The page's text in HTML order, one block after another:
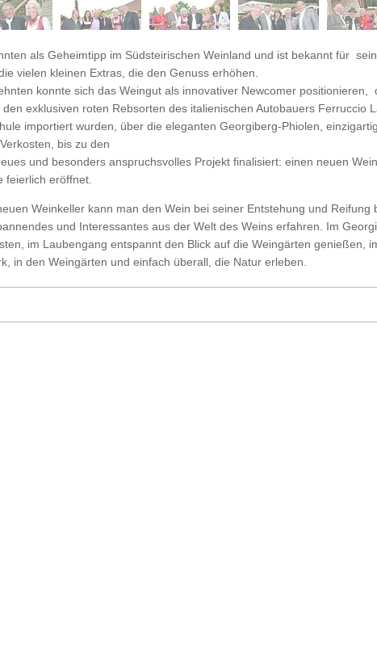
als Geheimtipp im Südsteirischen Weinland und ist bekannt für
vielen kleinen Extras, die den Genuss erhöhen.
konnte sich das Weingut als innovativer Newcomer positionieren,
exklusiven roten Rebsorten des italienischen Autobauers Ferruccio
importiert wurden, über die eleganten Georgiberg-Phiolen,
bis zu den
und besonders anspruchsvolles Projekt finalisiert: einen neuen
feierlich eröffnet.
Weinkeller kann man den Wein bei seiner Entstehung und Reifung
und Interessantes aus der Welt des Weins erfahren. Im
im Laubengang entspannt den Blick auf die Weingärten genießen,
in den Weingärten und einfach überall, die Natur erleben.